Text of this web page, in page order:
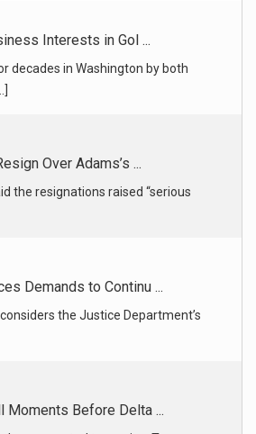
Over Adams’s ...
the resignations raised “serious
Demands to Continu ...
the Justice Department’s
Moments Before Delta ...
are expected to survive. Two
About the Major ...